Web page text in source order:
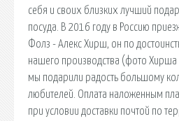
себя и своих близких лучший
посуда. В 2016 году в Россию
Фолз - Алекс Хирш, он по
нашего производства (фото Хирша
мы подарили радость большому
любителей. Оплата наложенным
при условии доставки почтой по